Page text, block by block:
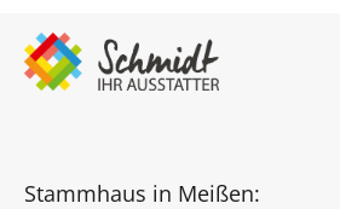
Stammhaus in Meißen: